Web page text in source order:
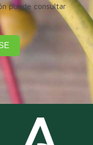
puede consultar